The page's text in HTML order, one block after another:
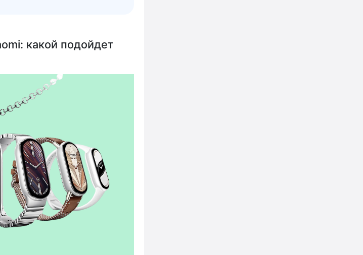
какой подойдет